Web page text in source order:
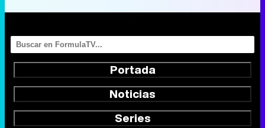
Portada
Noticias
Series